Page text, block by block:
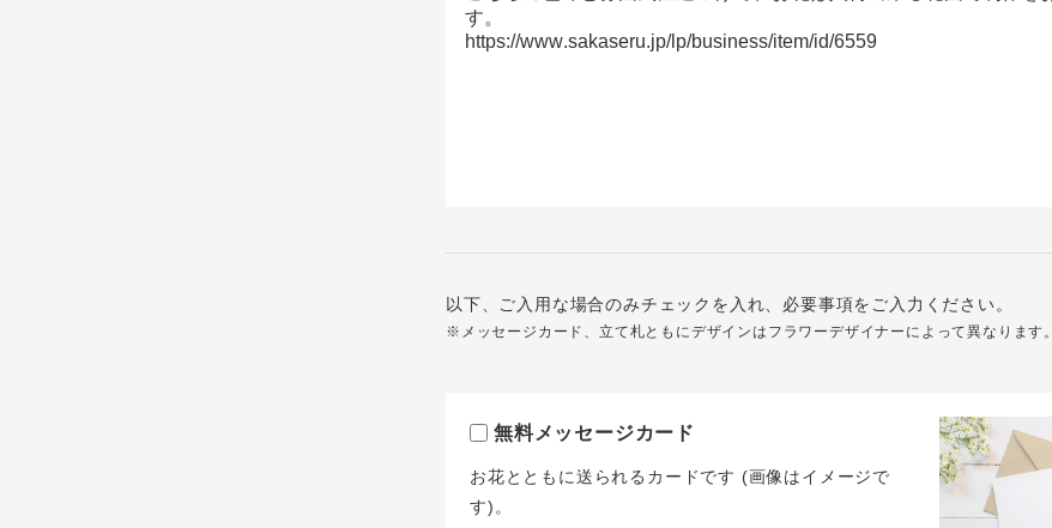
以下、ご入用な場合のみチェックを入れ、必要事項をご入力ください。
※メッセージカード、立て札ともにデザインはフラワーデザイナーによって異なります。
無料メッセージカード
お花とともに送られるカードです (画像はイメージで
す)。